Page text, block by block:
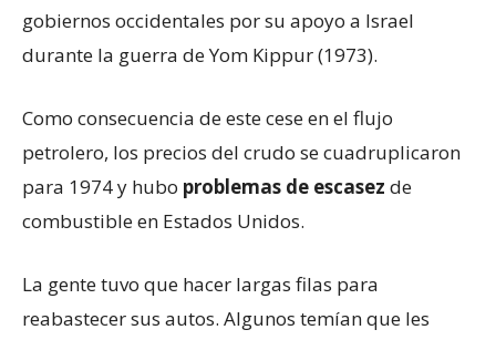
gobiernos occidentales por su apoyo a Israel
durante la guerra de Yom Kippur (1973).
Como consecuencia de este cese en el flujo
petrolero, los precios del crudo se cuadruplicaron
para 1974 y hubo problemas de escasez de
combustible en Estados Unidos.
La gente tuvo que hacer largas filas para
reabastecer sus autos. Algunos temían que les